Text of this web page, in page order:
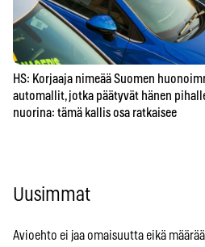
HS: Korjaaja nimeää Suomen
automallit, jotka päätyvät hänen
nuorina: tämä kallis osa ratkaisee
Uusimmat
Avioehto ei jaa omaisuutta eikä